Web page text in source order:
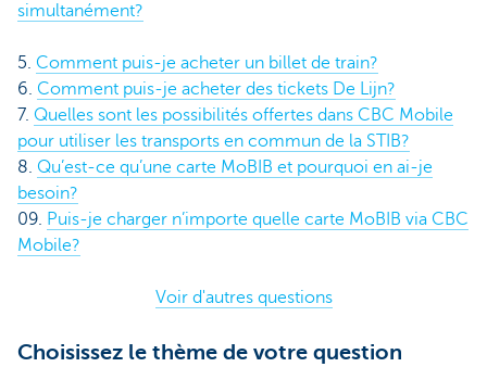
simultanément?
5. Comment puis-je acheter un billet de train?
6. Comment puis-je acheter des tickets De Lijn?
7. Quelles sont les possibilités offertes dans CBC Mobile
pour utiliser les transports en commun de la STIB?
8. Qu’est-ce qu’une carte MoBIB et pourquoi en ai-je
besoin?
09. Puis-je charger n’importe quelle carte MoBIB via CBC
Mobile?
Voir d'autres questions
Choisissez le thème de votre question